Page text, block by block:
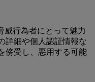
威行為者にとって魅力
詳細や個人認証情報な
傍受し、悪用する可能